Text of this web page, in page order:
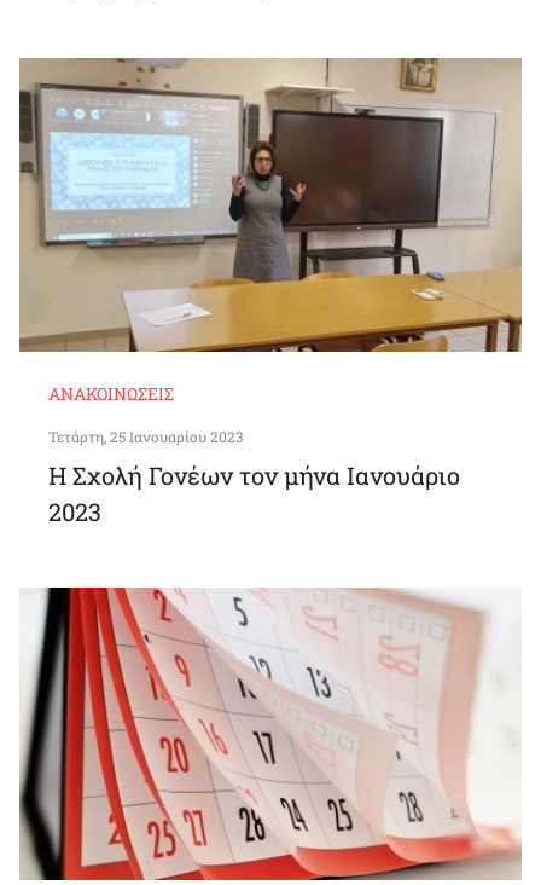
ΑΝΑΚΟΙΝΏΣΕΙΣ
Τετάρτη, 25 Ιανουαρίου 2023
Η Σχολή Γονέων τον μήνα Ιανουάριο
2023